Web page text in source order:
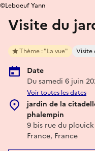
Visite du
Thème : "La vue" Visite
Date
Du samedi 6 juin
Voir toutes les dates
jardin de la
phalempin
9 bis rue du
France, France
©Leboeuf Yann